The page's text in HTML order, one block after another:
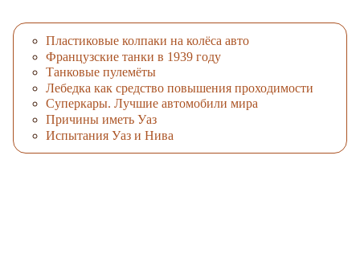
Пластиковые колпаки на колёса авто
Французские танки в 1939 году
Танковые пулемёты
Лебедка как средство повышения проходимости
Суперкары. Лучшие автомобили мира
Причины иметь Уаз
Испытания Уаз и Нива